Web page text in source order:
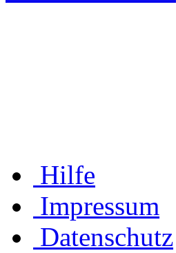
Hilfe
Impressum
Datenschutz